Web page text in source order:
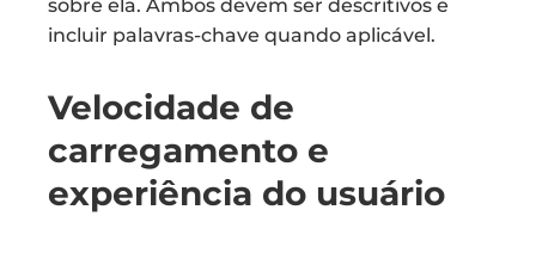
sobre ela. Ambos devem ser descritivos e
incluir palavras-chave quando aplicável.
Velocidade de
carregamento e
experiência do usuário